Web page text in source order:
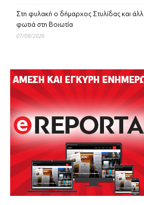
Στη φυλακή ο δήμαρχος Στυλίδας και
φωτιά στη Βοιωτία
07/08/2026